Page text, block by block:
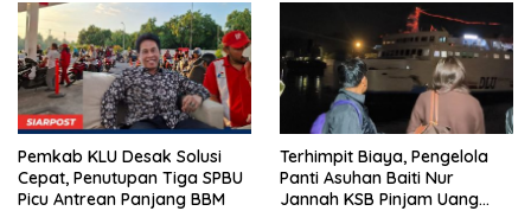
Pemkab KLU Desak Solusi
Cepat, Penutupan Tiga SPBU
Picu Antrean Panjang BBM
Terhimpit Biaya, Pengelola
Panti Asuhan Baiti Nur
Jannah KSB Pinjam Uang